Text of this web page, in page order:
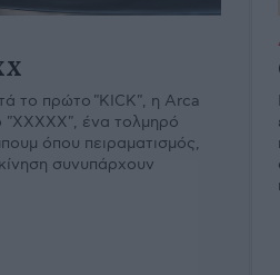
το πρώτο "KICK", η Arca
"XXXXX", ένα τολμηρό
όπου πειραματισμός,
συνυπάρχουν